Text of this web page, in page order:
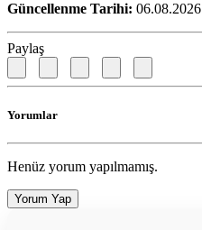
Güncellenme Tarihi: 06.08.2026
Paylaş
Yorumlar
Henüz yorum yapılmamış.
Yorum Yap